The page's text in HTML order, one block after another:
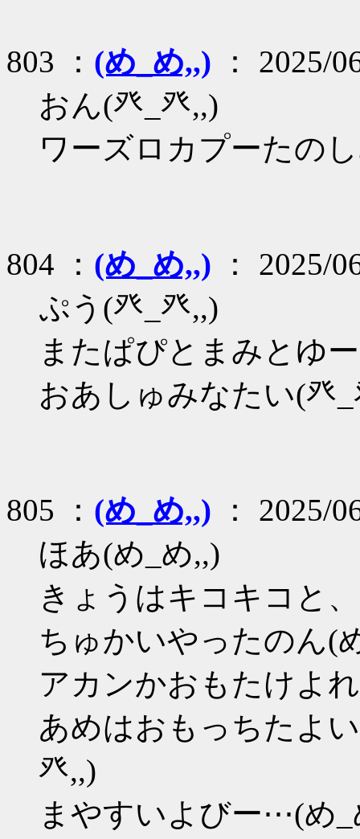
803 ： (め_め,,) ： 2025/
おん(癶_癶,,)
ワーズロカプーたの
804 ： (め_め,,) ： 2025/
ぷう(癶_癶,,)
またぱぴとまみとゆ
おあしゅみなたい(癶
805 ： (め_め,,) ： 2025/
ほあ(め_め,,)
きょうはキコキコと
ちゅかいやったのん(
アカンかおもたけよ
あめはおもっちたよ
癶,,)
まやすいよびー⋯(め